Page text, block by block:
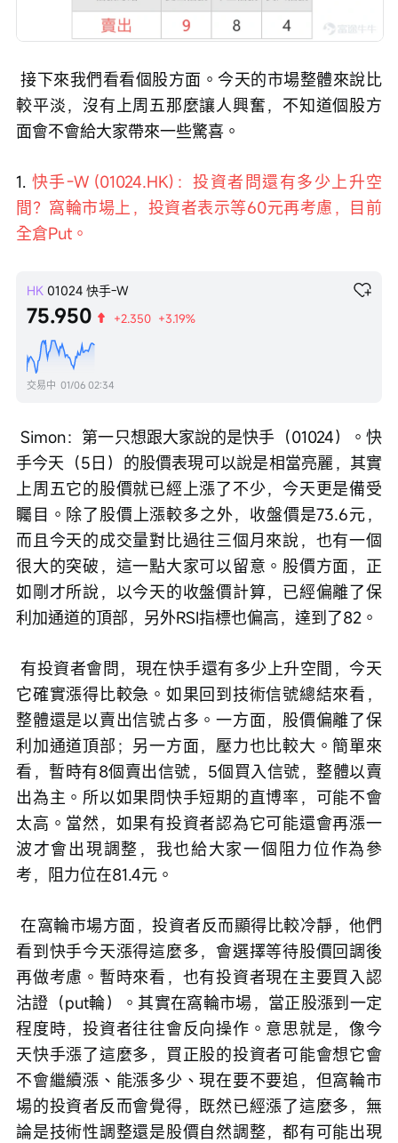
接下來我們看看個股方面。今天的市場整體來說比
較平淡，沒有上周五那麼讓人興奮，不知道個股方
面會不會給大家帶來一些驚喜。
1. 快手-W (01024.HK)：投資者問還有多少上升空
間？窩輪市場上，投資者表示等60元再考慮，目前
全倉Put。
HK 01024 快手-W
75.950 +2.350 +3.19%
交易中 01/06 02:34
Simon：第一只想跟大家說的是快手（01024）。快
手今天（5日）的股價表現可以說是相當亮麗，其實
上周五它的股價就已經上漲了不少，今天更是備受
矚目。除了股價上漲較多之外，收盤價是73.6元，
而且今天的成交量對比過往三個月來說，也有一個
很大的突破，這一點大家可以留意。股價方面，正
如剛才所說，以今天的收盤價計算，已經偏離了保
利加通道的頂部，另外RSI指標也偏高，達到了82。
它確實漲得比較急。如果回到技術信號總結來看，
整體還是以賣出信號占多。一方面，股價偏離了保
利加通道頂部；另一方面，壓力也比較大。簡單來
看，暫時有8個賣出信號，5個買入信號，整體以賣
出為主。所以如果問快手短期的直博率，可能不會
太高。當然，如果有投資者認為它可能還會再漲一
波才會出現調整，我也給大家一個阻力位作為參
考，阻力位在81.4元。
在窩輪市場方面，投資者反而顯得比較冷靜，他們
看到快手今天漲得這麼多，會選擇等待股價回調後
再做考慮。暫時來看，也有投資者現在主要買入認
沽證（put輪）。其實在窩輪市場，當正股漲到一定
程度時，投資者往往會反向操作。意思就是，像今
天快手漲了這麼多，買正股的投資者可能會想它會
不會繼續漲、能漲多少、現在要不要追，但窩輪市
場的投資者反而會覺得，既然已經漲了這麼多，無
論是技術性調整還是股價自然調整，都有可能出現